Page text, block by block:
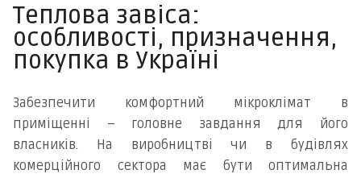
Теплова завіса:
особливості, призначення,
покупка в Україні
Забезпечити комфортний мікроклімат в
приміщенні – головне завдання для його
власників. На виробництві чи в будівлях
комерційного сектора має бути оптимальна